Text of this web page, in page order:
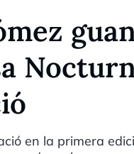
en la primera